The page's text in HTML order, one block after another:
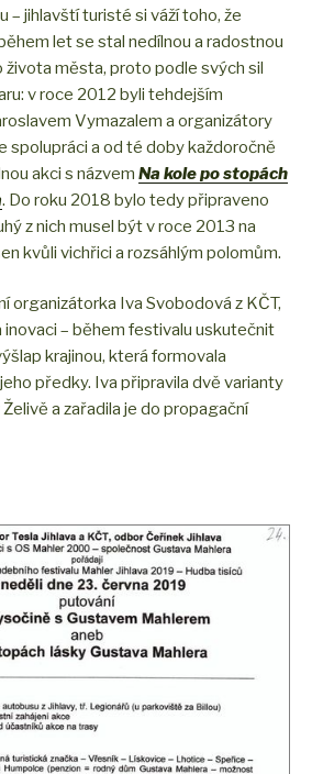
– jihlavští turisté si váží toho, že
let se stal nedílnou a radostnou
života města, proto podle svých sil
v roce 2012 byli tehdejším
Vymazalem a organizátory
spolupráci a od té doby každoročně
akci s názvem Na kole po stopách
. Do roku 2018 bylo tedy připraveno
z nich musel být v roce 2013 na
kvůli vichřici a rozsáhlým polomům.
organizátorka Iva Svobodová z KČT,
inovaci – během festivalu uskutečnit
krajinou, která formovala
předky. Iva připravila dvě varianty
a zařadila je do propagační